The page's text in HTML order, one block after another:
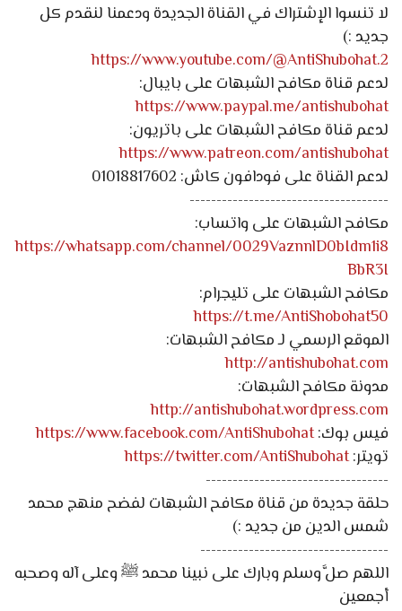
لا تنسوا الإشتراك في القناة الجديدة ودعمنا لنقدم كل
جديد :)
https://www.youtube.com/@AntiShubohat.2
لدعم قناة مكافح الشبهات على بايبال:
https://www.paypal.me/antishubohat
لدعم قناة مكافح الشبهات على باتريون:
https://www.patreon.com/antishubohat
لدعم القناة على فودافون كاش: 01018817602
-------------------------------------
مكافح الشبهات على واتساب:
https://whatsapp.com/channel/0029VaznnlD0bIdm1i8
BbR3I
مكافح الشبهات على تليجرام:
https://t.me/AntiShobohat50
الموقع الرسمي لـ مكافح الشبهات:
http://antishubohat.com
مدونة مكافح الشبهات:
http://antishubohat.wordpress.com
فيس بوك:https://www.facebook.com/AntiShubohat
تويتر:https://twitter.com/AntiShubohat
----------------------------------
حلقة جديدة من قناة مكافح الشبهات لفضح منهج محمد
شمس الدين من جديد :)
-----------------------------------
اللهم صلَّ وسلم وبارك على نبينا محمد ﷺ وعلى آله وصحبه
أجمعين